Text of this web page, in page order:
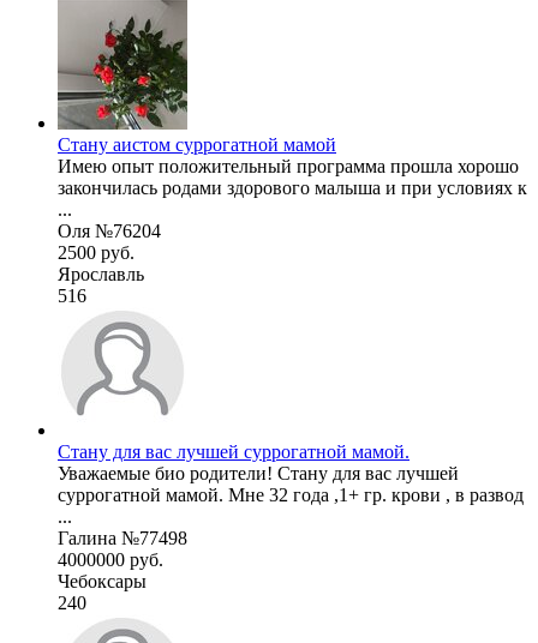
Стану аистом суррогатной мамой
Имею опыт положительный программа прошла хорошо
закончилась родами здорового малыша и при условиях к
...
Оля №76204
2500 руб.
Ярославль
516
Стану для вас лучшей суррогатной мамой.
Уважаемые био родители! Стану для вас лучшей
суррогатной мамой. Мне 32 года ,1+ гр. крови , в развод
...
Галина №77498
4000000 руб.
Чебоксары
240